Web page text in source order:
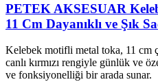
PETEK AKSESUAR
11 Cm Dayanıklı ve Şık
Kelebek motifli metal toka, 11 cm
canlı kırmızı rengiyle günlük ve
ve fonksiyonelliği bir arada sunar.